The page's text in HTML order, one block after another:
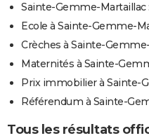
Sainte-Gemme-Martaillac
Ecole à Sainte-Gemme-
Crèches à Sainte-
Maternités à Sainte-
Prix immobilier à Sainte-
Référendum à Sainte-
Tous les résultats